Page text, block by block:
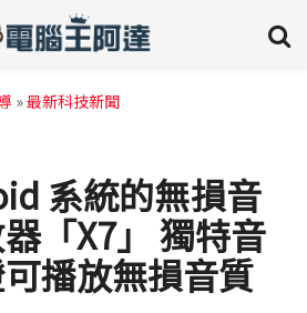
»最新科技新聞
系統的無損音
「X7」 獨特音
播放無損音質